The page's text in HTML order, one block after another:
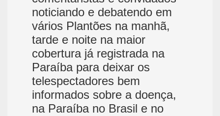
noticiando e debatendo em
vários Plantões na manhã,
tarde e noite na maior
cobertura já registrada na
Paraíba para deixar os
telespectadores bem
informados sobre a doença,
na Paraíba no Brasil e no